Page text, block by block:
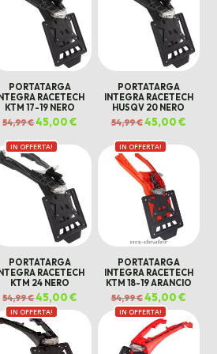
PORTATARGA
INTEGRA RACETECH
KTM 17-19 NERO
54,99€Il
prezzo
era:
54,99 €.
45,00€
è:
45,00 €.
PORTATARGA
INTEGRA RACETECH
HUSQV 20 NERO
54,99€Il
prezzo
era:
54,99 €.
45,00€Il
prezzo
è:
45,00
IN OFFERTA!
PORTATARGA
INTEGRA RACETECH
KTM 24 NERO
54,99€Il
prezzo
originale
era:
54,99 €.
45,00€
attuale
45,00 €.
IN OFFERTA!
PORTATARGA
INTEGRA RACETECH
KTM 18-19 ARANCIO
54,99€Il
prezzo
originale
era:
54,99 €.
45,00€Il
prezzo
è:
45,00
IN OFFERTA! IN OFFERTA!